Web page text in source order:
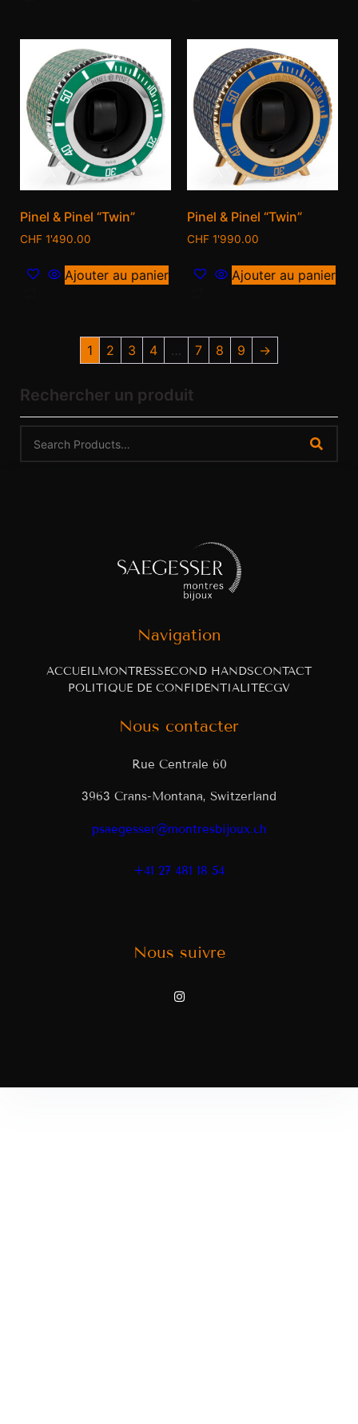
Pinel & Pinel “Twin”
CHF 1'490.00
Ajouter au panier
Pinel & Pinel “Twin”
CHF 1'990.00
Ajouter au panier
1 2 3 4 … 7 8 9 →
Rechercher un produit
Navigation
ACCUEILMONTRESSECOND HANDSCONTACT
POLITIQUE DE CONFIDENTIALITÉCGV
Nous contacter
Rue Centrale 60
3963 Crans-Montana, Switzerland
psaegesser@montresbijoux.ch
+41 27 481 18 54
Nous suivre